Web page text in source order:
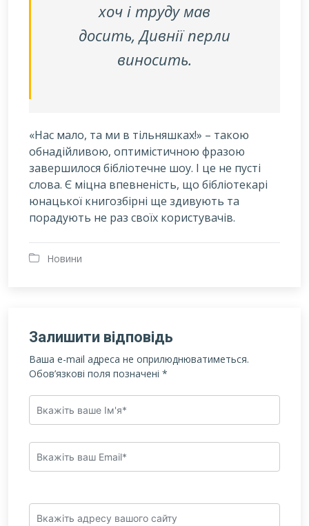
хоч і труду мав
досить, Дивнії перли
виносить.
«Нас мало, та ми в тільняшках!» – такою
обнадійливою, оптимістичною фразою
завершилося бібліотечне шоу. І це не пусті
слова. Є міцна впевненість, що бібліотекарі
юнацької книгозбірні ще здивують та
порадують не раз своїх користувачів.
Новини
Залишити відповідь
Ваша e-mail адреса не оприлюднюватиметься.
Обов’язкові поля позначені *